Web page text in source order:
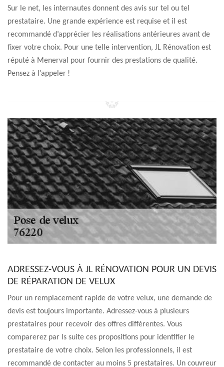
Sur le net, les internautes donnent des avis sur tel ou tel
prestataire. Une grande expérience est requise et il est
recommandé d’apprécier les réalisations antérieures avant de
fixer votre choix. Pour une telle intervention, JL Rénovation est
réputé à Menerval pour fournir des prestations de qualité.
Pensez à l’appeler !
ADRESSEZ-VOUS À JL RÉNOVATION POUR UN DEVIS
DE RÉPARATION DE VELUX
Pour un remplacement rapide de votre velux, une demande de
devis est toujours importante. Adressez-vous à plusieurs
prestataires pour recevoir des offres différentes. Vous
comparerez par ls suite ces propositions pour identifier le
prestataire de votre choix. Selon les professionnels, il est
recommandé de contacter au moins 5 prestataires. Un couvreur